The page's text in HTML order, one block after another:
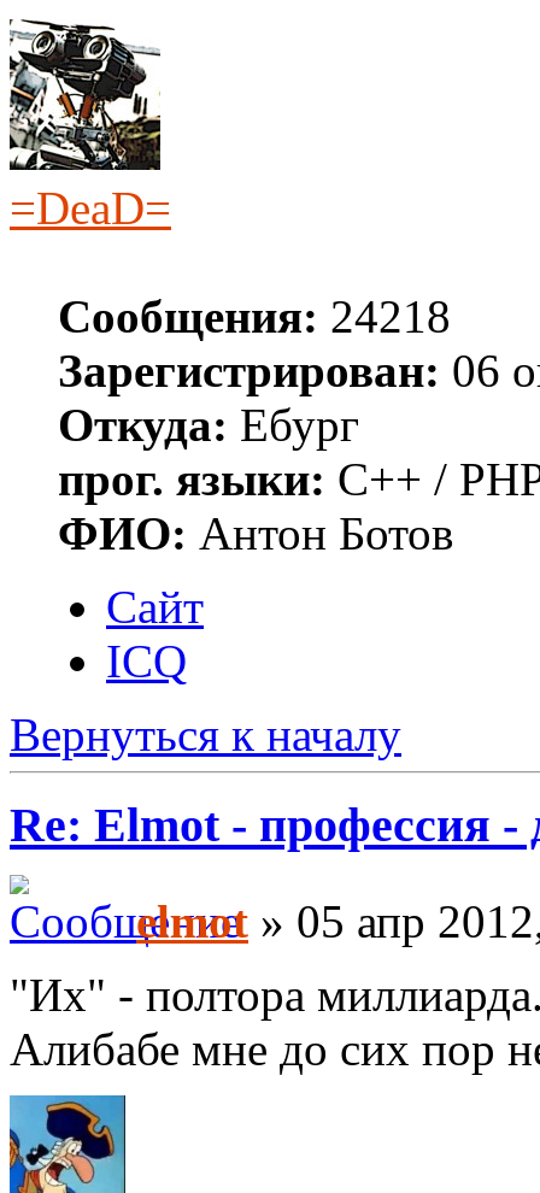
=DeaD=
Сообщения: 24218
Зарегистрирован: 06
Откуда: Ебург
прог. языки: C++ /
ФИО: Антон Ботов
Сайт
ICQ
Вернуться к началу
Re: Elmot - профессия -
elmot » 05 апр
"Их" - полтора
Алибабе мне до сих пор